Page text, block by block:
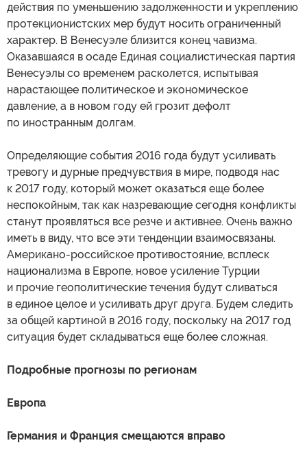
действия по уменьшению задолженности и укреплению
протекционистских мер будут носить ограниченный
характер. В Венесуэле близится конец чавизма.
Оказавшаяся в осаде Единая социалистическая партия
Венесуэлы со временем расколется, испытывая
нарастающее политическое и экономическое
давление, а в новом году ей грозит дефолт
по иностранным долгам.
Определяющие события 2016 года будут усиливать
тревогу и дурные предчувствия в мире, подводя нас
к 2017 году, который может оказаться еще более
неспокойным, так как назревающие сегодня конфликты
станут проявляться все резче и активнее. Очень важно
иметь в виду, что все эти тенденции взаимосвязаны.
Американо-российское противостояние, всплеск
национализма в Европе, новое усиление Турции
и прочие геополитические течения будут сливаться
в единое целое и усиливать друг друга. Будем следить
за общей картиной в 2016 году, поскольку на 2017 год
ситуация будет складываться еще более сложная.
Подробные прогнозы по регионам
Европа
Германия и Франция смещаются вправо